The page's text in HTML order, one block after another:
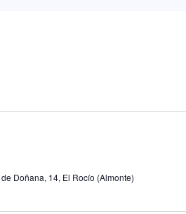
Doñana, 14, El Rocío (Almonte)